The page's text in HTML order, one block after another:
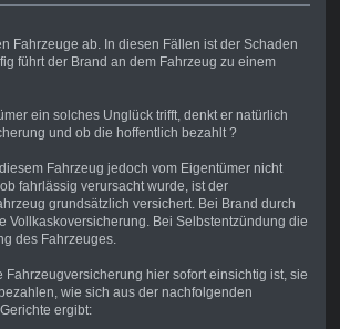
Fahrzeuge ab. In diesen Fällen ist der Schaden
führt der Brand an dem Fahrzeug zu einem
ein solches Unglück trifft, denkt er natürlich
und ob die hoffentlich bezahlt ?
Fahrzeug jedoch vom Eigentümer nicht
fahrlässig verursacht wurde, ist der
grundsätzlich versichert. Bei Brand durch
Vollkaskoversicherung. Bei Selbstentzündung die
des Fahrzeuges.
Fahrzeugversicherung hier sofort einsichtig ist, sie
wie sich aus der nachfolgenden
ergibt: